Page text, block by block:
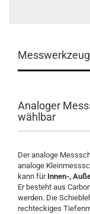
Analoger
wählbar
Der analoge
analoge
kann für Innen-,
Er besteht aus
werden. Die
rechteckiges